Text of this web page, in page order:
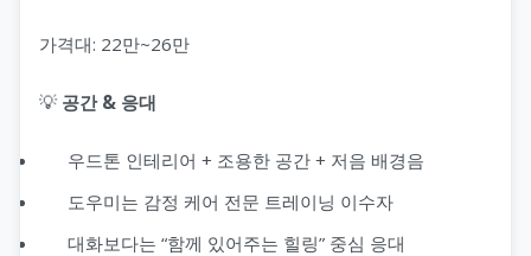
가격대: 22만~26만
💡 공간 & 응대
우드톤 인테리어 + 조용한 공간 + 저음 배경음
도우미는 감정 케어 전문 트레이닝 이수자
대화보다는 “함께 있어주는 힐링” 중심 응대